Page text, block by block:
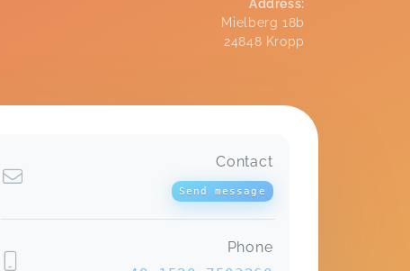
Address:
Mielberg 18b
24848 Kropp
Wassergewöhnung Elsdorf-Westermühlen
Lisa, Mar 18
Ihr seid ganz ganz großartig!
Contact
Send message
Phone